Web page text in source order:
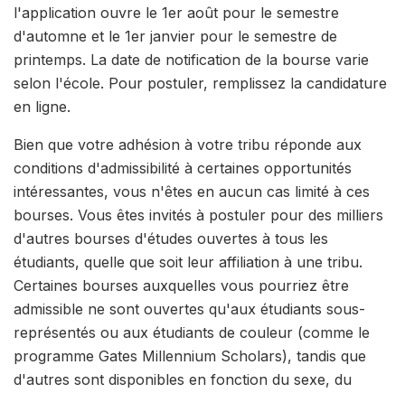
l'application ouvre le 1er août pour le semestre
d'automne et le 1er janvier pour le semestre de
printemps. La date de notification de la bourse varie
selon l'école. Pour postuler, remplissez la candidature
en ligne.
Bien que votre adhésion à votre tribu réponde aux
conditions d'admissibilité à certaines opportunités
intéressantes, vous n'êtes en aucun cas limité à ces
bourses. Vous êtes invités à postuler pour des milliers
d'autres bourses d'études ouvertes à tous les
étudiants, quelle que soit leur affiliation à une tribu.
Certaines bourses auxquelles vous pourriez être
admissible ne sont ouvertes qu'aux étudiants sous-
représentés ou aux étudiants de couleur (comme le
programme Gates Millennium Scholars), tandis que
d'autres sont disponibles en fonction du sexe, du